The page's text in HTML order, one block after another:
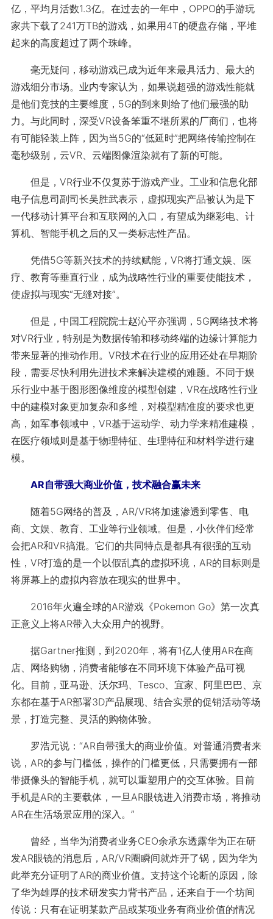
亿，平均月活数1.3亿。在过去的一年中，OPPO的手游玩
家共下载了241万TB的游戏，如果用4T的硬盘存储，平堆
起来的高度超过了两个珠峰。
毫无疑问，移动游戏已成为近年来最具活力、最大的
游戏细分市场。业内专家认为，如果说超强的游戏性能就
是他们竞技的主要维度，5G的到来则给了他们最强的助
力。与此同时，深受VR设备笨重不堪所累的厂商们，也将
有可能轻装上阵，因为当5G的“低延时”把网络传输控制在
毫秒级别，云VR、云端图像渲染就有了新的可能。
但是，VR行业不仅复苏于游戏产业。工业和信息化部
电子信息司副司长吴胜武表示，虚拟现实产品被认为是下
一代移动计算平台和互联网的入口，有望成为继彩电、计
算机、智能手机之后的又一类标志性产品。
凭借5G等新兴技术的持续赋能，VR将打通文娱、医
疗、教育等垂直行业，成为战略性行业的重要使能技术，
使虚拟与现实“无缝对接”。
但是，中国工程院院士赵沁平亦强调，5G网络技术将
对VR行业，特别是为数据传输和移动终端的边缘计算能力
带来显著的推动作用。VR技术在行业的应用还处在早期阶
段，需要尽快利用先进技术来解决建模的难题。不同于娱
乐行业中基于图形图像维度的模型创建，VR在战略性行业
中的建模对象更加复杂和多维，对模型精准度的要求也更
高，如军事领域中，VR基于运动学、动力学来精准建模，
在医疗领域则是基于物理特征、生理特征和材料学进行建
模。
AR自带强大商业价值，技术融合赢未来
随着5G网络的普及，AR/VR将加速渗透到零售、电
商、文娱、教育、工业等行业领域。但是，小伙伴们经常
会把AR和VR搞混。它们的共同特点是都具有很强的互动
性，VR打造的是一个以假乱真的虚拟环境，AR的目标则是
将屏幕上的虚拟内容放在现实的世界中。
2016年火遍全球的AR游戏《Pokemon Go》第一次真
正意义上将AR带入大众用户的视野。
据Gartner推测，到2020年，将有1亿人使用AR在商
店、网络购物，消费者能够在不同环境下体验产品可视
化。目前，亚马逊、沃尔玛、Tesco、宜家、阿里巴巴、京
东都在基于AR部署3D产品展现、结合实景的促销活动等场
景，打造完整、灵活的购物体验。
罗浩元说：“AR自带强大的商业价值。对普通消费者来
说，AR的参与门槛低，操作的门槛更低，只需要拥有一部
带摄像头的智能手机，就可以重塑用户的交互体验。目前
手机是AR的主要载体，一旦AR眼镜进入消费市场，将推动
AR在生活场景应用的深入。”
曾经，当华为消费者业务CEO余承东透露华为正在研
发AR眼镜的消息后，AR/VR圈瞬间就炸开了锅，因为华为
此举充分证明了AR的商业价值。支持这个论断的原因，除
了华为雄厚的技术研发实力背书产品，还来自于一个坊间
传说：只有在证明某款产品或某项业务有商业价值的情况